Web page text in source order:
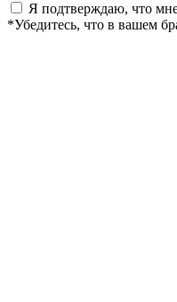
Я подтверждаю, что
*Убедитесь, что в вашем